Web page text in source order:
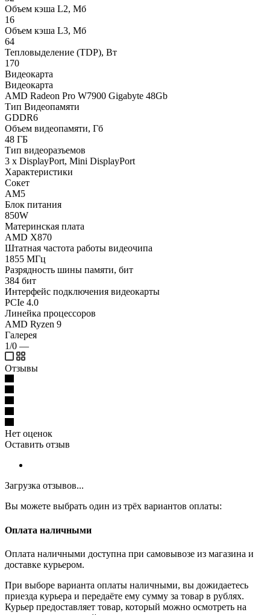
Объем кэша L2, Мб
16
Объем кэша L3, Мб
64
Тепловыделение (TDP), Вт
170
Видеокарта
Видеокарта
AMD Radeon Pro W7900 Gigabyte 48Gb
Тип Видеопамяти
GDDR6
Объем видеопамяти, Гб
48 ГБ
Тип видеоразъемов
3 x DisplayPort, Mini DisplayPort
Характеристики
Сокет
AM5
Блок питания
850W
Материнская плата
AMD X870
Штатная частота работы видеочипа
1855 МГц
Разрядность шины памяти, бит
384 бит
Интерфейс подключения видеокарты
PCIe 4.0
Линейка процессоров
AMD Ryzen 9
Галерея
1/0 —
Отзывы
Нет оценок
Оставить отзыв
Загрузка отзывов...
Вы можете выбрать один из трёх вариантов оплаты:
Оплата наличными
Оплата наличными доступна при самовывозе из магазина и
доставке курьером.
При выборе варианта оплаты наличными, вы дожидаетесь
приезда курьера и передаёте ему сумму за товар в рублях.
Курьер предоставляет товар, который можно осмотреть на